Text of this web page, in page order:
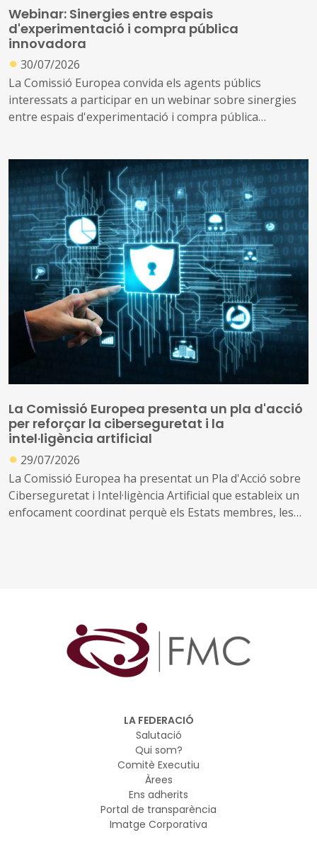
Webinar: Sinergies entre espais
d'experimentació i compra pública
innovadora
● 30/07/2026
La Comissió Europea convida els agents públics
interessats a participar en un webinar sobre sinergies
entre espais d'experimentació i compra pública
La Comissió Europea presenta un pla d'acció
per reforçar la ciberseguretat i la
intel·ligència artificial
● 29/07/2026
La Comissió Europea ha presentat un Pla d'Acció sobre
Ciberseguretat i Intel·ligència Artificial que estableix un
enfocament coordinat perquè els Estats membres, les
LA FEDERACIÓ
Salutació
Qui som?
Comitè Executiu
Àrees
Ens adherits
Portal de transparència
Imatge Corporativa